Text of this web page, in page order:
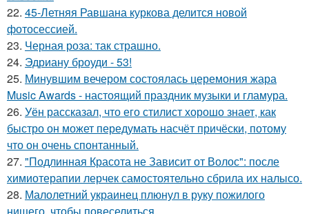
22. 45-Летняя Равшана куркова делится новой
фотосессией.
23. Черная роза: так страшно.
24. Эдриану броуди - 53!
25. Минувшим вечером состоялась церемония жара
Music Awards - настоящий праздник музыки и гламура.
26. Уён рассказал, что его стилист хорошо знает, как
быстро он может передумать насчёт причёски, потому
что он очень спонтанный.
27. "Подлинная Красота не Зависит от Волос": после
химиотерапии лерчек самостоятельно сбрила их налысо.
28. Малолетний украинец плюнул в руку пожилого
нищего, чтобы повеселиться.